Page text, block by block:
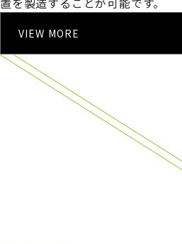
VIEW MORE